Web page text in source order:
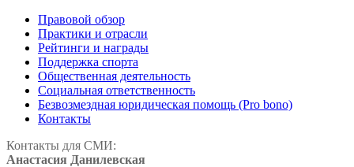
Правовой обзор
Практики и отрасли
Рейтинги и награды
Поддержка спорта
Общественная деятельность
Социальная ответственность
Безвозмездная юридическая помощь (Pro bono)
Контакты
Контакты для СМИ:
Анастасия Данилевская